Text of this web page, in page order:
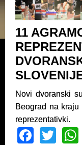
k
11
Novi dvoranski
Beograd na
reprezentativki.
F
T